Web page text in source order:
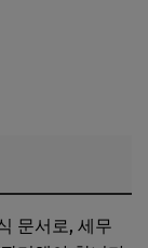
문서로, 세무